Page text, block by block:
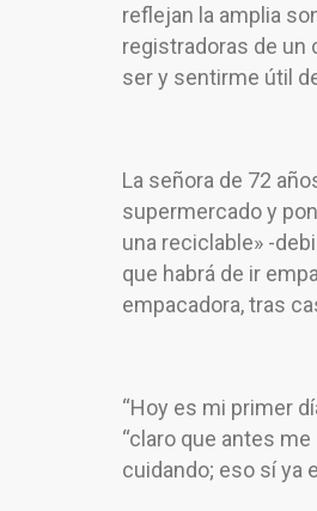
reflejan la amplia
registradoras de un
ser y sentirme útil
La señora de 72
supermercado y
una reciclable» -
que habrá de ir
empacadora, tras
“Hoy es mi primer
“claro que antes
cuidando; eso sí ya